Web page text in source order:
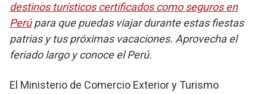
destinos turísticos certificados como seguros en
Perúpara que puedas viajar durante estas fiestas
patrias y tus próximas vacaciones. Aprovecha el
feriado largo y conoce el Perú.
El Ministerio de Comercio Exterior y Turismo